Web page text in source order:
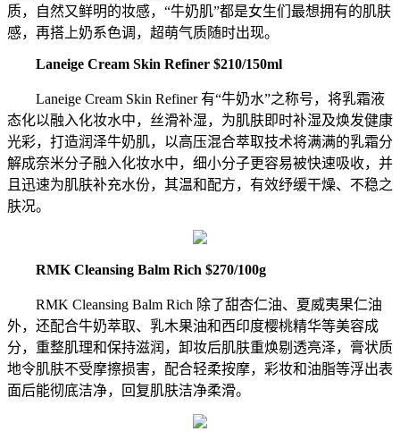
质，自然又鲜明的妆感，“牛奶肌”都是女生们最想拥有的肌肤
感，再搭上奶系色调，超萌气质随时出现。
Laneige Cream Skin Refiner $210/150ml
Laneige Cream Skin Refiner 有“牛奶水”之称号，将乳霜液
态化以融入化妆水中，丝滑补湿，为肌肤即时补湿及焕发健康
光彩，打造润泽牛奶肌，以高压混合萃取技术将满满的乳霜分
解成奈米分子融入化妆水中，细小分子更容易被快速吸收，并
且迅速为肌肤补充水份，其温和配方，有效纾缓干燥、不稳之
肤况。
RMK Cleansing Balm Rich $270/100g
RMK Cleansing Balm Rich 除了甜杏仁油、夏威夷果仁油
外，还配合牛奶萃取、乳木果油和西印度樱桃精华等美容成
分，重整肌理和保持滋润，卸妆后肌肤重焕剔透亮泽，膏状质
地令肌肤不受摩擦损害，配合轻柔按摩，彩妆和油脂等浮出表
面后能彻底洁净，回复肌肤洁净柔滑。